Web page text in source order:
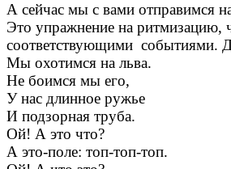
А сейчас мы с вами отправимся
Это упражнение на ритмизацию,
соответствующими событиями.
Мы охотимся на льва.
Не боимся мы его,
У нас длинное ружье
И подзорная труба.
Ой! А это что?
А это-поле: топ-топ-топ.